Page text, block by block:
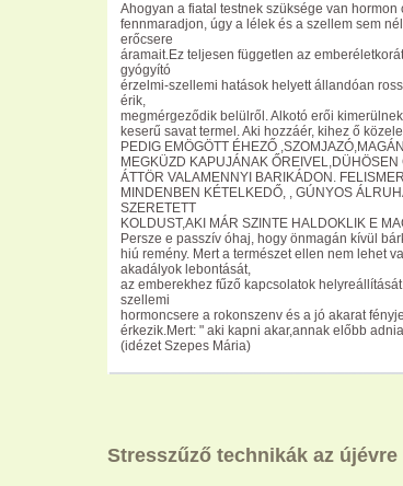
Ahogyan a fiatal testnek szüksége van
fennmaradjon, úgy a lélek és a szellem sem
erőcsere
áramait.Ez teljesen független az
gyógyító
érzelmi-szellemi hatások helyett állandóan
érik,
megmérgeződik belülről. Alkotó erői
keserű savat termel. Aki hozzáér, kihez ő
PEDIG EMÖGÖTT ÉHEZŐ
MEGKÜZD KAPUJÁNAK
ÁTTÖR VALAMENNYI BARIKÁDON.
MINDENBEN KÉTELKEDŐ, , GÚNYOS
SZERETETT
KOLDUST,AKI MÁR SZINTE HALDOKLIK E
Persze e passzív óhaj, hogy önmagán kívül
hiú remény. Mert a természet ellen nem lehet
akadályok lebontását,
az emberekhez fűző kapcsolatok
szellemi
hormoncsere a rokonszenv és a jó akarat
érkezik.Mert: " aki kapni akar,annak előbb
(idézet Szepes Mária)
Stresszűző technikák az újévre